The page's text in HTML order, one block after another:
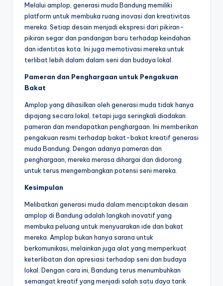
Melalui amplop, generasi muda Bandung memiliki
platform untuk membuka ruang inovasi dan kreativitas
mereka. Setiap desain menjadi ekspresi dari pikiran-
pikiran segar dan pandangan baru terhadap keindahan
dan identitas kota. Ini juga memotivasi mereka untuk
terlibat lebih dalam dalam seni dan budaya lokal.
Pameran dan Penghargaan untuk Pengakuan
Bakat
Amplop yang dihasilkan oleh generasi muda tidak hanya
dipajang secara lokal, tetapi juga seringkali diadakan
pameran dan mendapatkan penghargaan. Ini memberikan
pengakuan resmi terhadap bakat-bakat kreatif generasi
muda Bandung. Dengan adanya pameran dan
penghargaan, mereka merasa dihargai dan didorong
untuk terus mengembangkan potensi seni mereka.
Kesimpulan
Melibatkan generasi muda dalam menciptakan desain
amplop di Bandung adalah langkah inovatif yang
membuka peluang untuk menyuarakan ide dan bakat
mereka. Amplop bukan hanya sarana untuk
berkomunikasi, melainkan juga alat yang memperkuat
keterlibatan dan apresiasi terhadap seni dan budaya
lokal. Dengan cara ini, Bandung terus menumbuhkan
semangat kreatif yang menjadi salah satu daya tarik